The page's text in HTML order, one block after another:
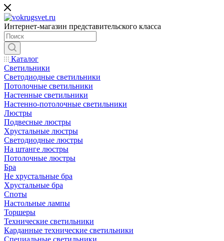
Интернет-магазин представительского класса
Каталог
Светильники
Светодиодные светильники
Потолочные светильники
Настенные светильники
Настенно-потолочные светильники
Люстры
Подвесные люстры
Хрустальные люстры
Светодиодные люстры
На штанге люстры
Потолочные люстры
Бра
Не хрустальные бра
Хрустальные бра
Споты
Настольные лампы
Торшеры
Технические светильники
Карданные технические светильники
Специальные светильники